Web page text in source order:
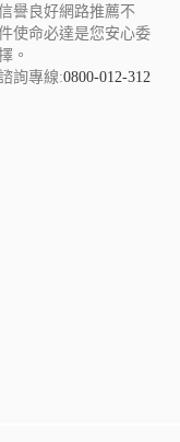
譽良好網路推薦不
使命必達是您安心委
。
詢專線:0800-012-312